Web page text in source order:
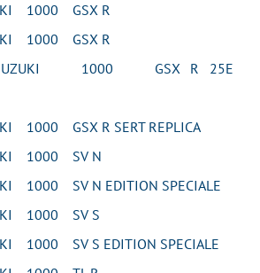
1000 GSX R
1000 GSX R
1000 GSX R 25E
1000 GSX R SERT REPLICA
1000 SV N
1000 SV N EDITION SPECIALE
1000 SV S
1000 SV S EDITION SPECIALE